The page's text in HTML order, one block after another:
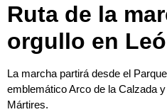
Ruta de la
orgullo en
La marcha partirá desde el
emblemático Arco de la Calzada
Mártires.